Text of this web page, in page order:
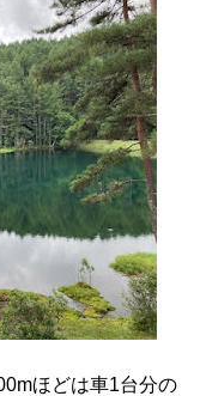
ほどは車1台分の